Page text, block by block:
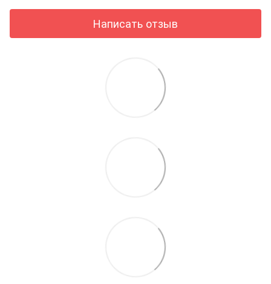
Написать отзыв